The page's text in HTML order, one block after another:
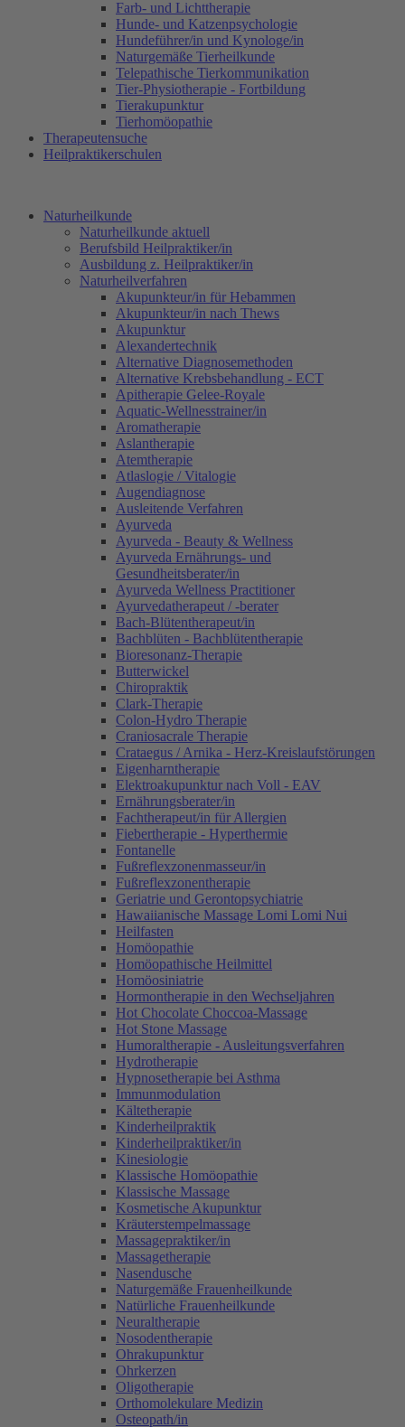
Farb- und Lichttherapie
Hunde- und Katzenpsychologie
Hundeführer/in und Kynologe/in
Naturgemäße Tierheilkunde
Telepathische Tierkommunikation
Tier-Physiotherapie - Fortbildung
Tierakupunktur
Tierhomöopathie
Therapeutensuche
Heilpraktikerschulen
Naturheilkunde
Naturheilkunde aktuell
Berufsbild Heilpraktiker/in
Ausbildung z. Heilpraktiker/in
Naturheilverfahren
Akupunkteur/in für Hebammen
Akupunkteur/in nach Thews
Akupunktur
Alexandertechnik
Alternative Diagnosemethoden
Alternative Krebsbehandlung - ECT
Apitherapie Gelee-Royale
Aquatic-Wellnesstrainer/in
Aromatherapie
Aslantherapie
Atemtherapie
Atlaslogie / Vitalogie
Augendiagnose
Ausleitende Verfahren
Ayurveda
Ayurveda - Beauty & Wellness
Ayurveda Ernährungs- und
Gesundheitsberater/in
Ayurveda Wellness Practitioner
Ayurvedatherapeut / -berater
Bach-Blütentherapeut/in
Bachblüten - Bachblütentherapie
Bioresonanz-Therapie
Butterwickel
Chiropraktik
Clark-Therapie
Colon-Hydro Therapie
Craniosacrale Therapie
Crataegus / Arnika - Herz-Kreislaufstörungen
Eigenharntherapie
Elektroakupunktur nach Voll - EAV
Ernährungsberater/in
Fachtherapeut/in für Allergien
Fiebertherapie - Hyperthermie
Fontanelle
Fußreflexzonenmasseur/in
Fußreflexzonentherapie
Geriatrie und Gerontopsychiatrie
Hawaiianische Massage Lomi Lomi Nui
Heilfasten
Homöopathie
Homöopathische Heilmittel
Homöosiniatrie
Hormontherapie in den Wechseljahren
Hot Chocolate Choccoa-Massage
Hot Stone Massage
Humoraltherapie - Ausleitungsverfahren
Hydrotherapie
Hypnosetherapie bei Asthma
Immunmodulation
Kältetherapie
Kinderheilpraktik
Kinderheilpraktiker/in
Kinesiologie
Klassische Homöopathie
Klassische Massage
Kosmetische Akupunktur
Kräuterstempelmassage
Massagepraktiker/in
Massagetherapie
Nasendusche
Naturgemäße Frauenheilkunde
Natürliche Frauenheilkunde
Neuraltherapie
Nosodentherapie
Ohrakupunktur
Ohrkerzen
Oligotherapie
Orthomolekulare Medizin
Osteopath/in